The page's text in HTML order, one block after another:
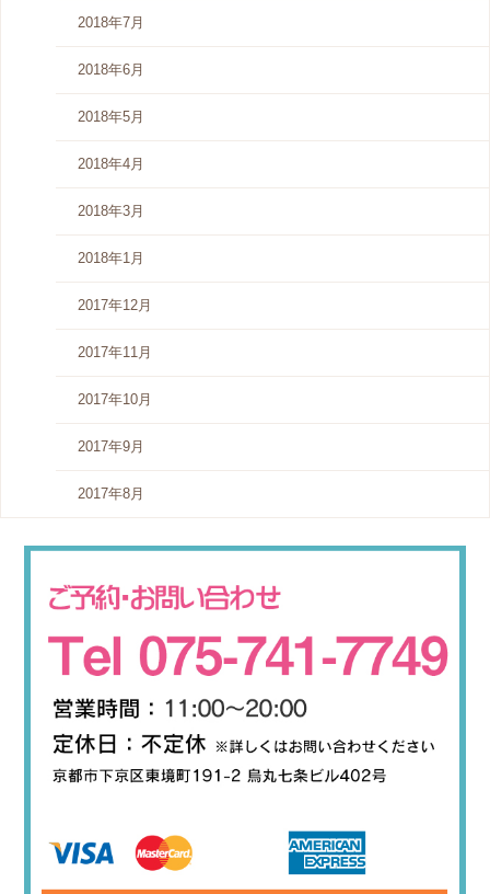
2018年7月
2018年6月
2018年5月
2018年4月
2018年3月
2018年1月
2017年12月
2017年11月
2017年10月
2017年9月
2017年8月